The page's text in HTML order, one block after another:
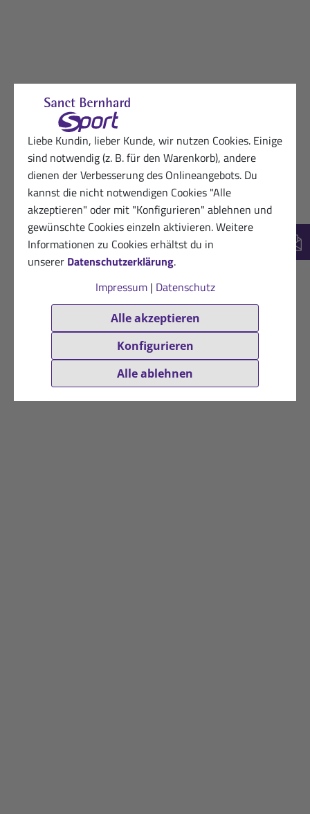
Liebe Kundin, lieber Kunde, wir nutzen Cookies. Einige
sind notwendig (z. B. für den Warenkorb), andere
dienen der Verbesserung des Onlineangebots. Du
kannst die nicht notwendigen Cookies "Alle
akzeptieren" oder mit "Konfigurieren" ablehnen und
gewünschte Cookies einzeln aktivieren. Weitere
Informationen zu Cookies erhältst du in
unserer Datenschutzerklärung.
Impressum| Datenschutz
Alle akzeptieren
Konfigurieren
Alle ablehnen